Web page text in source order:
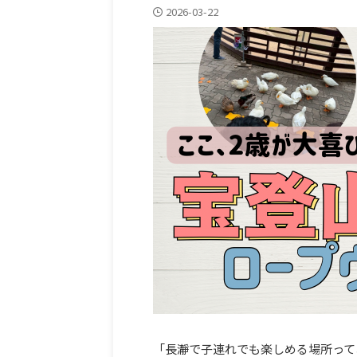
2026-03-22
「長瀞で子連れでも楽しめる場所っ